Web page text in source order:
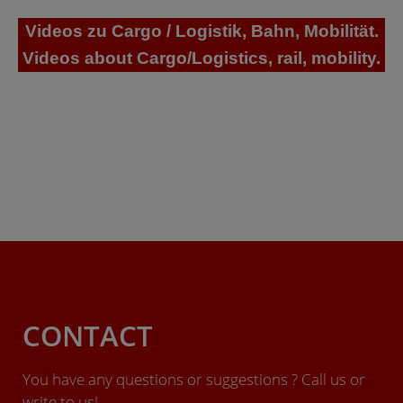
Videos zu Cargo / Logistik, Bahn, Mobilität.
Videos about Cargo/Logistics, rail, mobility.
CONTACT
You have any questions or suggestions ? Call us or